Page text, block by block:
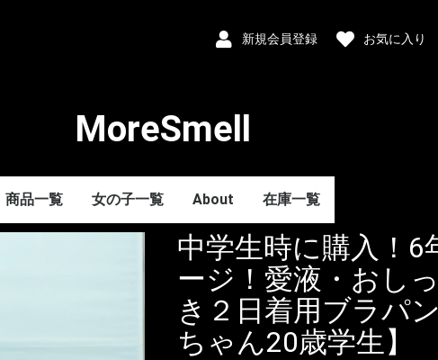
新規会員登録 お気に入り
MoreSmell
商品一覧 女の子一覧 About 在庫一覧
中学生時に購入！6
ージ！愛液・おし
き２日着用ブラパ
ちゃん20歳学生】